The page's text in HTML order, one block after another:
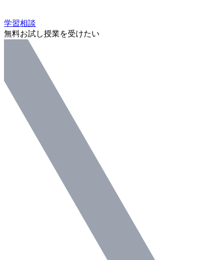
学習相談
無料お試し授業を受けたい